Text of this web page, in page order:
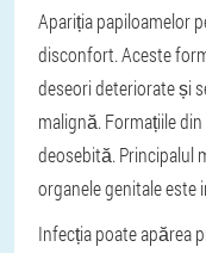
Apariția papiloamelor
disconfort. Aceste
deseori deteriorate și
malignă. Formațiile
deosebită. Principalul
organele genitale este
Infecția poate apărea